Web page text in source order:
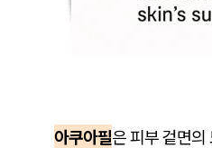
아쿠아필은 피부 겉면